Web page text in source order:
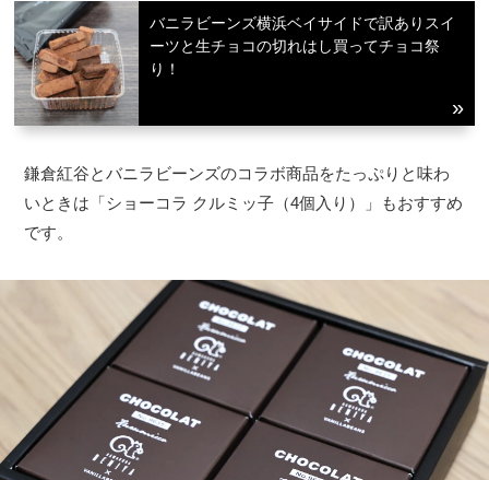
バニラビーンズ横浜ベイサイドで訳ありスイ
ーツと生チョコの切れはし買ってチョコ祭
り！
鎌倉紅谷とバニラビーンズのコラボ商品をたっぷりと味わ
いときは「ショーコラ クルミッ子（4個入り）」もおすすめ
です。